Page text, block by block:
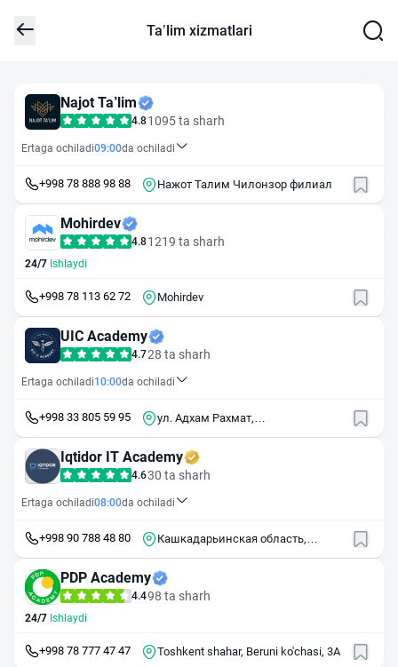
Ta’lim xizmatlari
Najot Ta’lim
4.81095 ta sharh
Ertaga ochiladi09:00da ochiladi
+998 78 888 98 88 Нажот Талим Чилонзор филиал
Mohirdev
4.81219 ta sharh
24/7 Ishlaydi
+998 78 113 62 72 Mohirdev
UIC Academy
4.728 ta sharh
Ertaga ochiladi10:00da ochiladi
+998 33 805 59 95
ул. Адхам Рахмат,
Uzbekistan
Iqtidor IT Academy
4.630 ta sharh
Ertaga ochiladi08:00da ochiladi
+998 90 788 48 80
Кашкадарьинская область,
дом 1А
PDP Academy
4.498 ta sharh
24/7 Ishlaydi
+998 78 777 47 47 Toshkent shahar, Beruni ko'chasi, 3A